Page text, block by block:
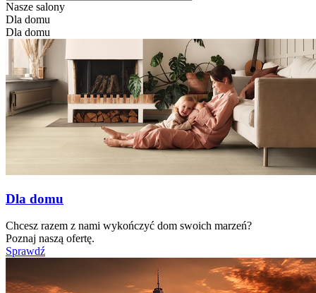
Nasze salony
Dla domu
Dla domu
Dla domu
Chcesz razem z nami wykończyć dom swoich marzeń?
Poznaj naszą ofertę.
Sprawdź